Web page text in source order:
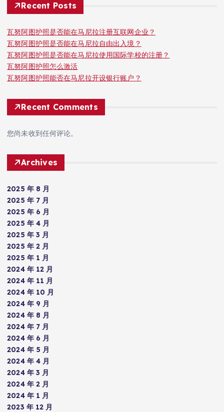
Recent Posts
瓦努阿图护照是否能在马尼拉注册互联网企业？
瓦努阿图护照是否能在马尼拉自由出入境？
瓦努阿图护照是否能在马尼拉使用国际学校的注册？
瓦努阿图护照怎么激活
瓦努阿图护照能否在马尼拉开设银行账户？
Recent Comments
您尚未收到任何评论。
Archives
2025 年 8 月
2025 年 7 月
2025 年 6 月
2025 年 4 月
2025 年 3 月
2025 年 2 月
2025 年 1 月
2024 年 12 月
2024 年 11 月
2024 年 10 月
2024 年 9 月
2024 年 8 月
2024 年 7 月
2024 年 6 月
2024 年 5 月
2024 年 4 月
2024 年 3 月
2024 年 2 月
2024 年 1 月
2023 年 12 月